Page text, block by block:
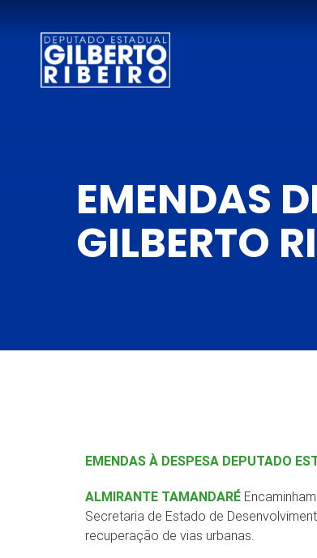
EMENDAS
GILBERTO
EMENDAS À DESPESA DEPUTADO
ALMIRANTE TAMANDARÉ
Secretaria de Estado de
recuperação de vias urbanas.